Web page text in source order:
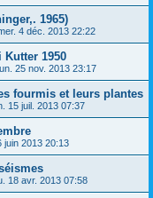
1965)
4 déc. 2013 22:22
1950
25 nov. 2013 23:17
fourmis et leurs plantes
15 juil. 2013 07:37
juin 2013 20:13
18 avr. 2013 07:58